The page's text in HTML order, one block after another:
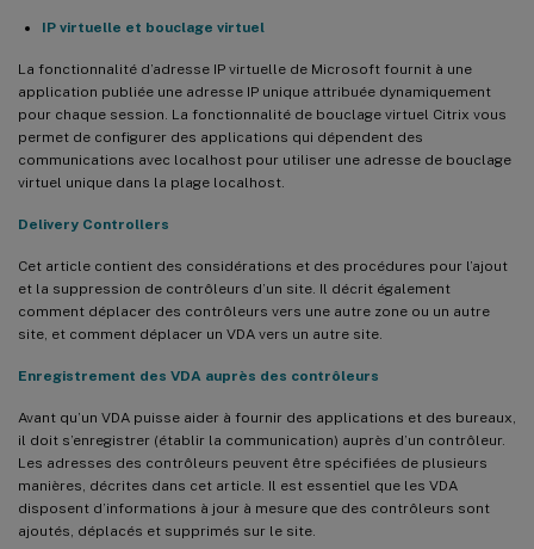
IP virtuelle et bouclage virtuel
La fonctionnalité d’adresse IP virtuelle de Microsoft fournit à une
application publiée une adresse IP unique attribuée dynamiquement
pour chaque session. La fonctionnalité de bouclage virtuel Citrix vous
permet de configurer des applications qui dépendent des
communications avec localhost pour utiliser une adresse de bouclage
virtuel unique dans la plage localhost.
Delivery Controllers
Cet article contient des considérations et des procédures pour l’ajout
et la suppression de contrôleurs d’un site. Il décrit également
comment déplacer des contrôleurs vers une autre zone ou un autre
site, et comment déplacer un VDA vers un autre site.
Enregistrement des VDA auprès des contrôleurs
Avant qu’un VDA puisse aider à fournir des applications et des bureaux,
il doit s’enregistrer (établir la communication) auprès d’un contrôleur.
Les adresses des contrôleurs peuvent être spécifiées de plusieurs
manières, décrites dans cet article. Il est essentiel que les VDA
disposent d’informations à jour à mesure que des contrôleurs sont
ajoutés, déplacés et supprimés sur le site.